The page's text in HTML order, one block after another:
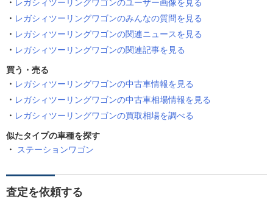
レガシィツーリングワゴンのユーザー画像を見る
レガシィツーリングワゴンのみんなの質問を見る
レガシィツーリングワゴンの関連ニュースを見る
レガシィツーリングワゴンの関連記事を見る
買う・売る
レガシィツーリングワゴンの中古車情報を見る
レガシィツーリングワゴンの中古車相場情報を見る
レガシィツーリングワゴンの買取相場を調べる
似たタイプの車種を探す
ステーションワゴン
査定を依頼する